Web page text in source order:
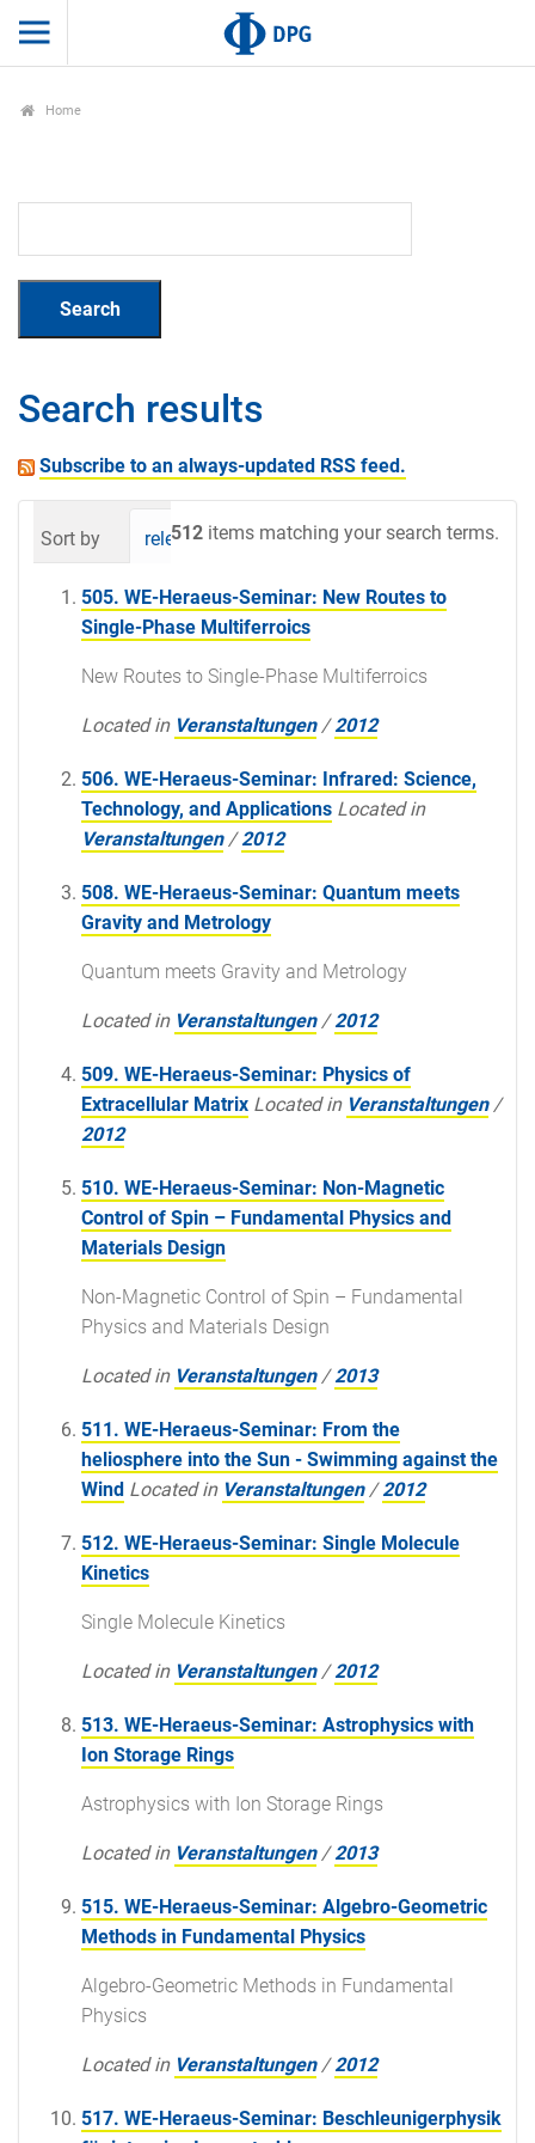
Home
Search results
Subscribe to an always-updated RSS feed.
512 items matching your search terms.
Sort by relevance date (newest first)
505. WE-Heraeus-Seminar: New Routes to
Single-Phase Multiferroics
New Routes to Single-Phase Multiferroics
Located in Veranstaltungen /2012
506. WE-Heraeus-Seminar: Infrared: Science,
Technology, and Applications Located in
Veranstaltungen /2012
508. WE-Heraeus-Seminar: Quantum meets
Gravity and Metrology
Quantum meets Gravity and Metrology
Located in Veranstaltungen /2012
509. WE-Heraeus-Seminar: Physics of
Extracellular Matrix Located in Veranstaltungen /
2012
510. WE-Heraeus-Seminar: Non-Magnetic
Control of Spin – Fundamental Physics and
Materials Design
Non-Magnetic Control of Spin – Fundamental
Physics and Materials Design
Located in Veranstaltungen /2013
511. WE-Heraeus-Seminar: From the
heliosphere into the Sun - Swimming against the
Wind Located in Veranstaltungen /2012
512. WE-Heraeus-Seminar: Single Molecule
Kinetics
Single Molecule Kinetics
Located in Veranstaltungen /2012
513. WE-Heraeus-Seminar: Astrophysics with
Ion Storage Rings
Astrophysics with Ion Storage Rings
Located in Veranstaltungen /2013
515. WE-Heraeus-Seminar: Algebro-Geometric
Methods in Fundamental Physics
Algebro-Geometric Methods in Fundamental
Physics
Located in Veranstaltungen /2012
517. WE-Heraeus-Seminar: Beschleunigerphysik